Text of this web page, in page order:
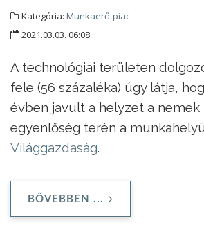
Kategória: Munkaerő-piac
2021.03.03. 06:08
A technológiai területen
fele (56 százaléka) úgy látja,
évben javult a helyzet a nemek
egyenlőség terén a
Világgazdaság.
BŐVEBBEN ...